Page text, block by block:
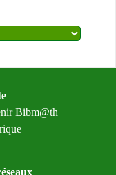
Bibm@th